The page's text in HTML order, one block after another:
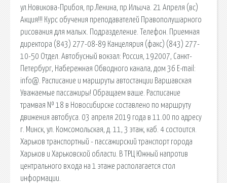
ул.Новикова-Прибоя, пр.Ленина, пр.Ильича. 21 Апреля (вс)
Акция!!! Курс обучения преподавателей Правополушарного
рисования для малых. Подразделение. Телефон. Приемная
директора (843) 277-08-89 Канцелярия (факс) (843) 277-
10-50 Отдел. Автобусный вокзал: Россия, 192007, Санкт-
Петербург, Набережная Обводного канала, дом 36 E-mail:
info@. Расписание и маршруты автостанции Варшавская
Уважаемые пассажиры! Обращаем ваше. Расписание
трамвая № 18 в Новосибирске составлено по маршруту
движения автобуса. 03 апреля 2019 года в 11.00 по адресу
г. Минск, ул. Комсомольская, д. 11, 3 этаж, каб. 4 состоится.
Харьков транспортный - пассажирский транспорт города
Харьков и Харьковской области. В ТРЦ Южный напротив
центрального входа на 1 этаже располагается стол
информации.